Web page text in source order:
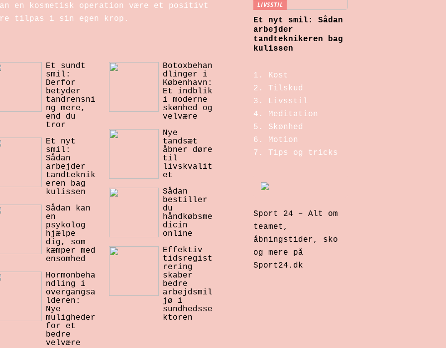
en kosmetisk operation være et positivt
tilpas i sin egen krop.
Et sundt
smil:
Derfor
betyder
tandrensni
ng mere,
end du
tror
Et nyt
smil:
Sådan
arbejder
tandteknik
eren bag
kulissen
Sådan kan
en
psykolog
hjælpe
dig, som
kæmper med
ensomhed
Hormonbeha
ndling i
overgangsa
lderen:
Nye
muligheder
for et
bedre
velvære
Botoxbehan
dlinger i
København:
Et indblik
i moderne
skønhed og
velvære
Nye
tandsæt
åbner døre
til
livskvalit
et
Sådan
bestiller
du
håndkøbsme
dicin
online
Effektiv
tidsregist
rering
skaber
bedre
arbejdsmil
jø i
sundhedsse
ktoren
LIVSSTIL
Et nyt smil: Sådan
arbejder
tandteknikeren bag
kulissen
Kost
Tilskud
Livsstil
Meditation
Skønhed
Motion
Tips og tricks
Sport 24 – Alt om
teamet,
åbningstider, sko
og mere på
Sport24.dk